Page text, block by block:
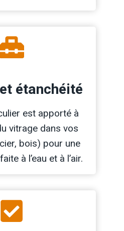
étanchéité
est apporté à
vitrage dans vos
bois) pour une
à l’eau et à l’air.